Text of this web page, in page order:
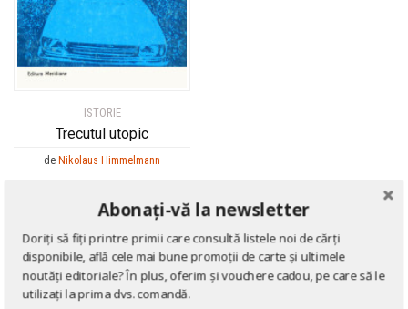
ISTORIE
Trecutul utopic
de Nikolaus Himmelmann
Abonați-vă la newsletter
Doriți să fiți printre primii care consultă listele noi de cărți
disponibile, află cele mai bune promoții de carte și ultimele
noutăți editoriale? În plus, oferim și vouchere cadou, pe care să le
utilizați la prima dvs. comandă.